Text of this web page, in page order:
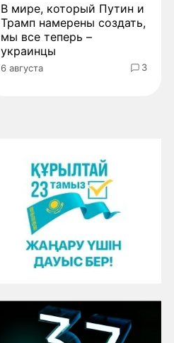
В мире, который Путин и
Трамп намерены создать,
мы все теперь –
украинцы
6 августа 3